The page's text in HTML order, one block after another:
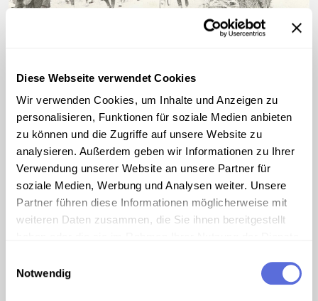
Diese Webseite verwendet Cookies
Wir verwenden Cookies, um Inhalte und Anzeigen zu
personalisieren, Funktionen für soziale Medien anbieten
zu können und die Zugriffe auf unsere Website zu
analysieren. Außerdem geben wir Informationen zu Ihrer
Verwendung unserer Website an unsere Partner für
soziale Medien, Werbung und Analysen weiter. Unsere
Partner führen diese Informationen möglicherweise mit
weiteren Daten zusammen, die Sie ihnen bereitgestellt
Notwendig
©
00:03:21AUDIO
The Last Long Mile